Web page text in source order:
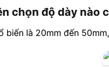
chọn độ dày nào
biến là 20mm đến